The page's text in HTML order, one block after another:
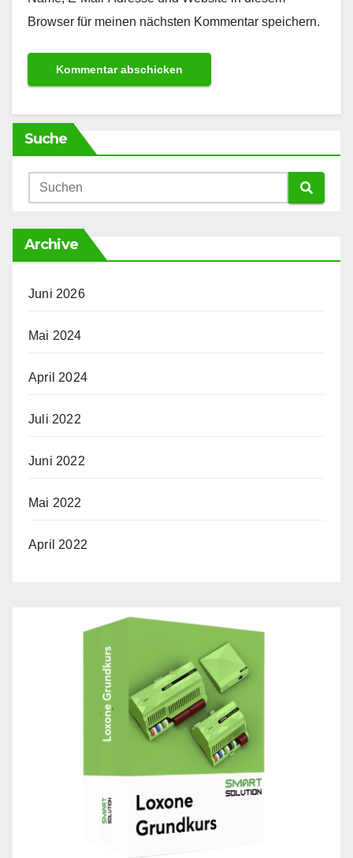
Browser für meinen nächsten Kommentar speichern.
Suche
Archive
Juni 2026
Mai 2024
April 2024
Juli 2022
Juni 2022
Mai 2022
April 2022